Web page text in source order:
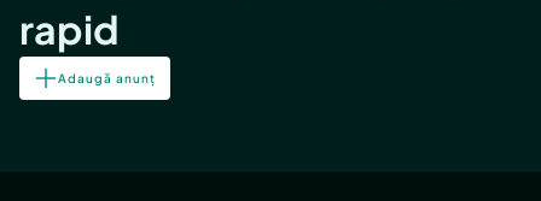
rapid
Adaugă anunț